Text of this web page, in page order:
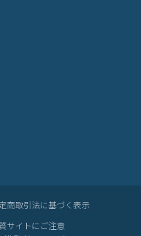
商取引法に基づく表示
サイトにご注意